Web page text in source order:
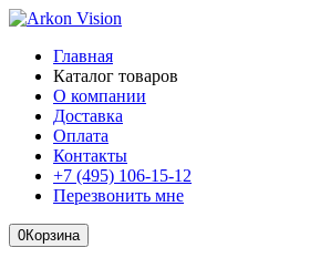
Главная
Каталог товаров
О компании
Доставка
Оплата
Контакты
+7 (495) 106-15-12
Перезвонить мне
0Корзина